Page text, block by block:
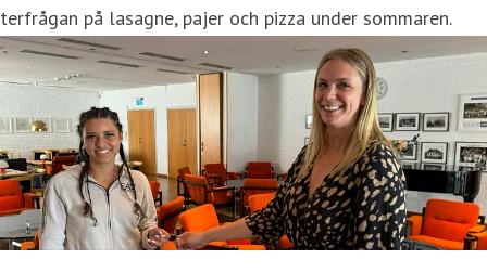
på lasagne, pajer och pizza under sommaren.